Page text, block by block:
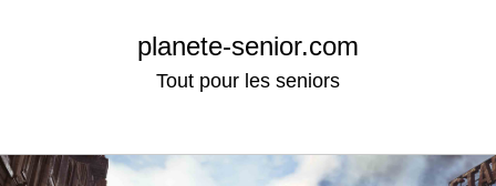
planete-senior.com
Tout pour les seniors